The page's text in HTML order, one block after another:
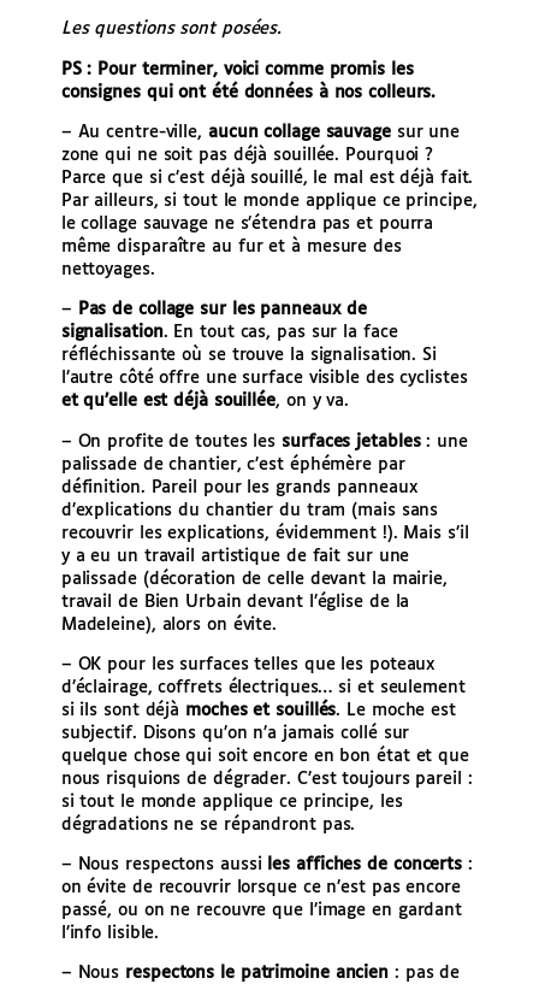
Les questions sont posées.
PS : Pour terminer, voici comme promis les
consignes qui ont été données à nos colleurs.
– Au centre-ville, aucun collage sauvagesur une
zone qui ne soit pas déjà souillée. Pourquoi ?
Parce que si c’est déjà souillé, le mal est déjà fait.
Par ailleurs, si tout le monde applique ce principe,
le collage sauvage ne s’étendra pas et pourra
même disparaître au fur et à mesure des
nettoyages.
–
Pas de collage sur les panneaux de
signalisation. En tout cas, pas sur la face
réfléchissante où se trouve la signalisation. Si
l’autre côté offre une surface visible des cyclistes
et qu’elle est déjà souillée, on y va.
– On profite de toutes les surfaces jetables: une
palissade de chantier, c’est éphémère par
définition. Pareil pour les grands panneaux
d’explications du chantier du tram (mais sans
recouvrir les explications, évidemment !). Mais s’il
y a eu un travail artistique de fait sur une
palissade (décoration de celle devant la mairie,
travail de Bien Urbain devant l’église de la
Madeleine), alors on évite.
– OK pour les surfaces telles que les poteaux
d’éclairage, coffrets électriques… si et seulement
si ils sont déjà moches et souillés. Le moche est
subjectif. Disons qu’on n’a jamais collé sur
quelque chose qui soit encore en bon état et que
nous risquions de dégrader. C’est toujours pareil :
si tout le monde applique ce principe, les
dégradations ne se répandront pas.
– Nous respectons aussi les affiches de concerts :
on évite de recouvrir lorsque ce n’est pas encore
passé, ou on ne recouvre que l’image en gardant
l’info lisible.
– Nous respectons le patrimoine ancien : pas de